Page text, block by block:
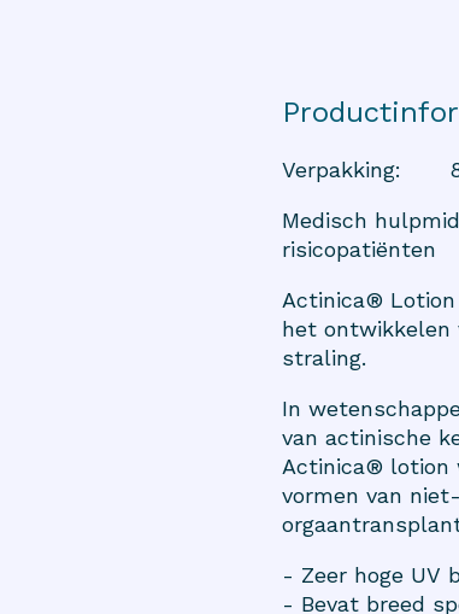
Verpakking:
Medisch
risicopatiënten
Actinica® Lotion
het ontwikkelen
straling.
In
van actinische
Actinica® lotion
vormen van
- Zeer hoge UV
- Bevat breed